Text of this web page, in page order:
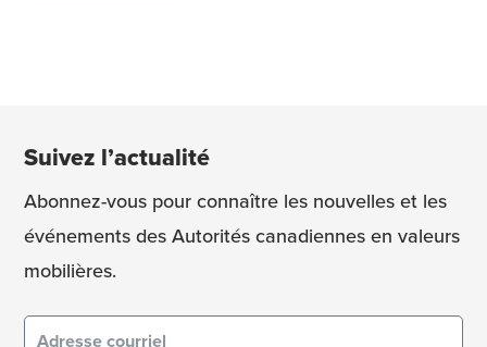
Suivez l’actualité
Abonnez-vous pour connaître les nouvelles et les
événements des Autorités canadiennes en valeurs
mobilières.
Courriel